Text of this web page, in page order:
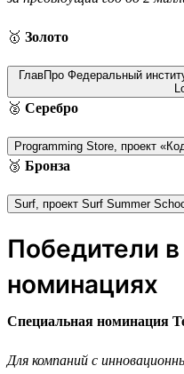
🥇 Золото
ГлавПро Федеральный
🥈 Серебро
Programming Store, проект
🥉 Бронза
Surf, проект Surf Summer
Победители
номинациях
Специальная номинация
Для компаний с